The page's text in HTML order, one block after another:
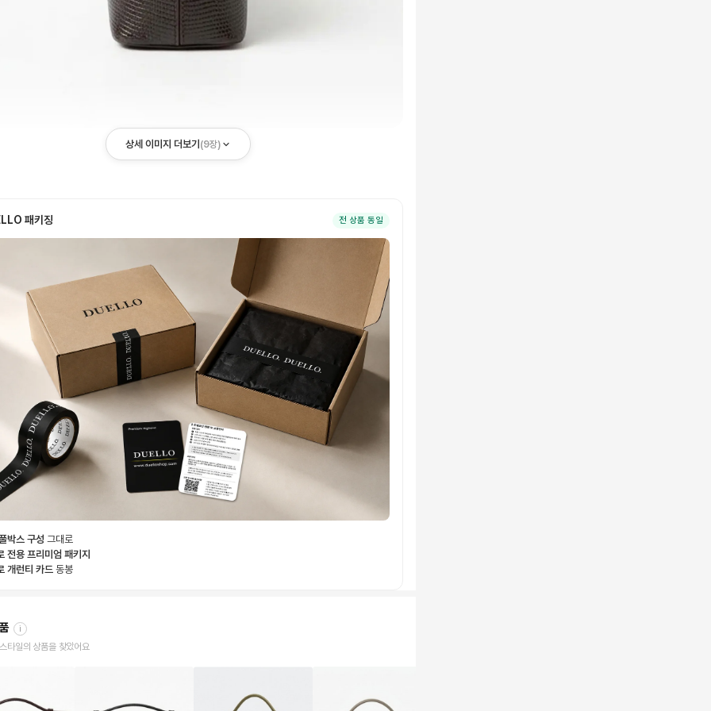
상세 이미지 더보기 (9장)
패키징 전 상품 동일
박스 구성 그대로
전용 프리미엄 패키지
개런티 카드 동봉
i
타일의 상품을 찾았어요